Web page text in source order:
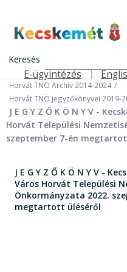
tartalomra
Kecskemét Város
Keresés
Felső navigáció
E-ügyintézés
Nemzetiségi Önkormányzatok
Horvát Települési Nemzetiségi
Horvát TNÖ Archív 2014-2024
Horvát TNÖ jegyzőkönyvei 2019-
J E G Y Z Ő K Ö N Y V -
Horvát Települési
szeptember 7-én
J E G Y Z Ő K Ö N Y V -
Város Horvát Települési
Önkormányzata 2022.
megtartott üléséről